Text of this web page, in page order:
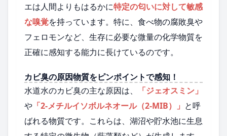
エは人間よりもはるかに特定の匂いに対して敏感
な嗅覚を持っています。特に、食べ物の腐敗臭や
フェロモンなど、生存に必要な微量の化学物質を
正確に感知する能力に長けているのです。
カビ臭の原因物質をピンポイントで感知！
水道水のカビ臭の主な原因は、
「ジェオスミン」
や 「2-メチルイソボルネオール（2-MIB）」 と呼
ばれる物質です。これらは、湖沼や貯水池に生息